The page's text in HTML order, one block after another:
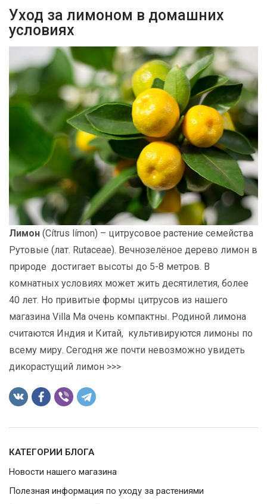
ОДНОЛЕТНИЕ
ВОЙТИ
Уход за лимоном в домашних
условиях
Лимон (Cítrus límon) – цитрусовое растение семейства
Рутовые (лат. Rutaceae). Вечнозелёное дерево лимон в
природе достигает высоты до 5-8 метров. В
комнатных условиях может жить десятилетия, более
40 лет. Но привитые формы цитрусов из нашего
магазина Villa Ma очень компактны. Родиной лимона
считаются Индия и Китай, культивируются лимоны по
всему миру. Сегодня же почти невозможно увидеть
дикорастущий лимон >>>
КАТЕГОРИИ БЛОГА
Новости нашего магазина
Полезная информация по уходу за растениями